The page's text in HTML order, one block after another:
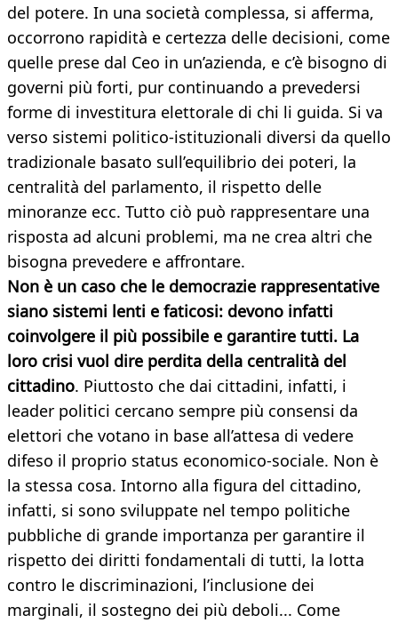
del potere. In una società complessa, si afferma,
occorrono rapidità e certezza delle decisioni, come
quelle prese dal Ceo in un’azienda, e c’è bisogno di
governi più forti, pur continuando a prevedersi
forme di investitura elettorale di chi li guida. Si va
verso sistemi politico-istituzionali diversi da quello
tradizionale basato sull’equilibrio dei poteri, la
centralità del parlamento, il rispetto delle
minoranze ecc. Tutto ciò può rappresentare una
risposta ad alcuni problemi, ma ne crea altri che
bisogna prevedere e affrontare.
Non è un caso che le democrazie rappresentative
siano sistemi lenti e faticosi: devono infatti
coinvolgere il più possibile e garantire tutti. La
loro crisi vuol dire perdita della centralità del
cittadino. Piuttosto che dai cittadini, infatti, i
leader politici cercano sempre più consensi da
elettori che votano in base all’attesa di vedere
difeso il proprio status economico-sociale. Non è
la stessa cosa. Intorno alla figura del cittadino,
infatti, si sono sviluppate nel tempo politiche
pubbliche di grande importanza per garantire il
rispetto dei diritti fondamentali di tutti, la lotta
contro le discriminazioni, l’inclusione dei
marginali, il sostegno dei più deboli... Come